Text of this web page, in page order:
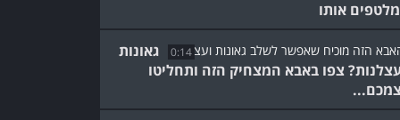
אותו
0:14
גאונות
צפו באבא המצחיק הזה ותחליטו